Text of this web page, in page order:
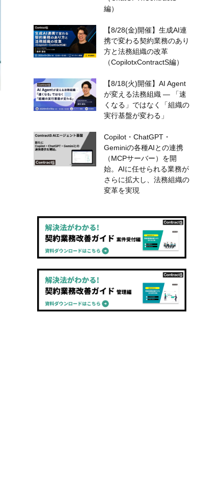
編）
【8/28(金)開催】生成AI連
携で変わる契約業務のあり
方と法務組織の改革
（CopilotxContractS編）
【8/18(火)開催】AI Agent
が変える法務組織 — 「速
くなる」ではなく「組織の
実行基盤が変わる」
Copilot・ChatGPT・
Geminiの各種AIとの連携
（MCPサーバー）を開
始。AIに任せられる業務が
さらに拡大し、法務組織の
変革を実現